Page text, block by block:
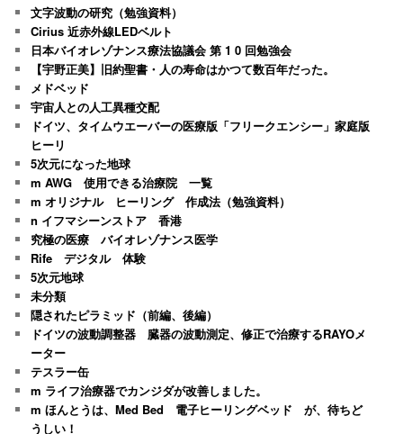
文字波動の研究（勉強資料）
Cirius 近赤外線LEDベルト
日本バイオレゾナンス療法協議会 第 1 0 回勉強会
【宇野正美】旧約聖書・人の寿命はかつて数百年だった。
メドベッド
宇宙人との人工異種交配
ドイツ、タイムウエーバーの医療版「フリークエンシー」家庭版
ヒーリ
5次元になった地球
m AWG 使用できる治療院 一覧
m オリジナル ヒーリング 作成法（勉強資料）
n イフマシーンストア 香港
究極の医療 バイオレゾナンス医学
Rife デジタル 体験
5次元地球
未分類
隠されたピラミッド（前編、後編）
ドイツの波動調整器 臓器の波動測定、修正で治療するRAYOメ
ーター
テスラー缶
m ライフ治療器でカンジダが改善しました。
m ほんとうは、Med Bed 電子ヒーリングベッド が、待ちど
うしい！